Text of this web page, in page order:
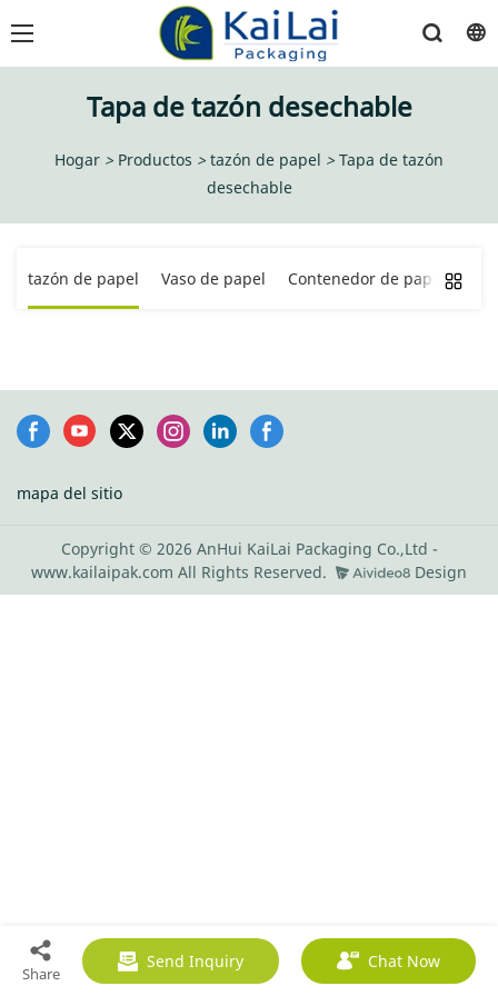
Tapa de tazón desechable
Hogar > Productos > tazón de papel > Tapa de tazón
desechable
tazón de papel Vaso de papel Contenedor de papel
mapa del sitio
Copyright © 2026 AnHui KaiLai Packaging Co.,Ltd -
www.kailaipak.com All Rights Reserved.
Design
Share
Send Inquiry Chat Now